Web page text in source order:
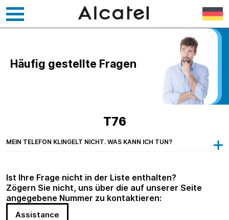
Häufig gestellte Fragen
T76
MEIN TELEFON KLINGELT NICHT. WAS KANN ICH TUN?
Ist Ihre Frage nicht in der Liste enthalten?
Zögern Sie nicht, uns über die auf unserer Seite
angegebene Nummer zu kontaktieren:
Assistance